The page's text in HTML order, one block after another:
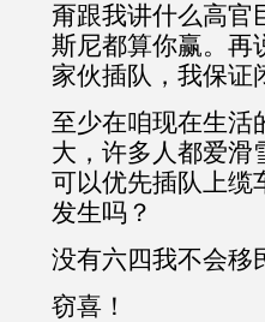
甭跟我讲什么高官
斯尼都算你赢。再
家伙插队，我保证
至少在咱现在生活
大，许多人都爱滑
可以优先插队上缆
发生吗？
没有六四我不会移
窃喜！